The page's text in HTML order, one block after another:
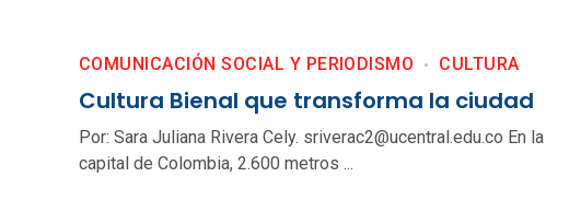
Cultura Bienal que transforma la ciudad
COMUNICACIÓN SOCIAL Y PERIODISMO CULTURA
Por: Sara Juliana Rivera Cely. sriverac2@ucentral.edu.co En la
capital de Colombia, 2.600 metros ...